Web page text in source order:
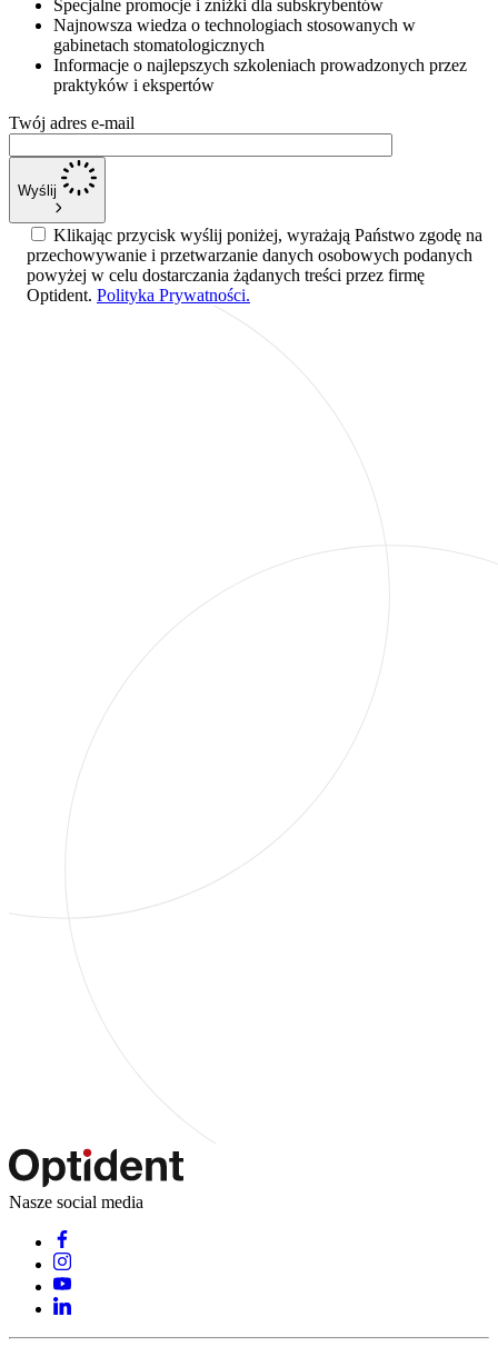
Specjalne promocje i zniżki dla subskrybentów
Najnowsza wiedza o technologiach stosowanych w
gabinetach stomatologicznych
Informacje o najlepszych szkoleniach prowadzonych przez
praktyków i ekspertów
Twój adres e-mail
Wyślij
Klikając przycisk wyślij poniżej, wyrażają Państwo zgodę na
przechowywanie i przetwarzanie danych osobowych podanych
powyżej w celu dostarczania żądanych treści przez firmę
Optident. Polityka Prywatności.
Nasze social media